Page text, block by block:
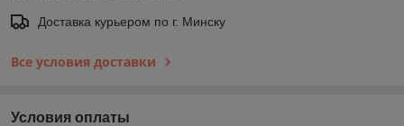
Доставка курьером по г. Минску
Все условия доставки
Условия оплаты